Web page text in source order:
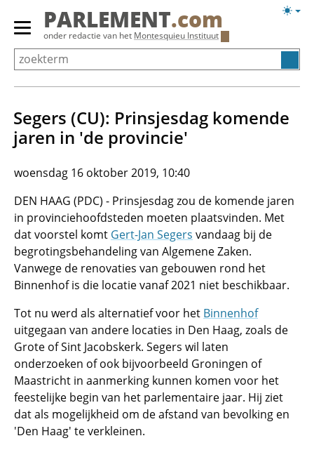
Overslaan
Primair
menu
tonen/verbergen
PARLEMENT.com
onder redactie van het Montesquieu Instituut
Segers (CU): Prinsjesdag komende
jaren in 'de provincie'
woensdag 16 oktober 2019, 10:40
DEN HAAG (PDC) - Prinsjesdag zou de komende jaren
in provinciehoofdsteden moeten plaatsvinden. Met
dat voorstel komt Gert-Jan Segers vandaag bij de
begrotingsbehandeling van Algemene Zaken.
Vanwege de renovaties van gebouwen rond het
Binnenhof is die locatie vanaf 2021 niet beschikbaar.
Tot nu werd als alternatief voor het Binnenhof
uitgegaan van andere locaties in Den Haag, zoals de
Grote of Sint Jacobskerk. Segers wil laten
onderzoeken of ook bijvoorbeeld Groningen of
Maastricht in aanmerking kunnen komen voor het
feestelijke begin van het parlementaire jaar. Hij ziet
dat als mogelijkheid om de afstand van bevolking en
'Den Haag' te verkleinen.